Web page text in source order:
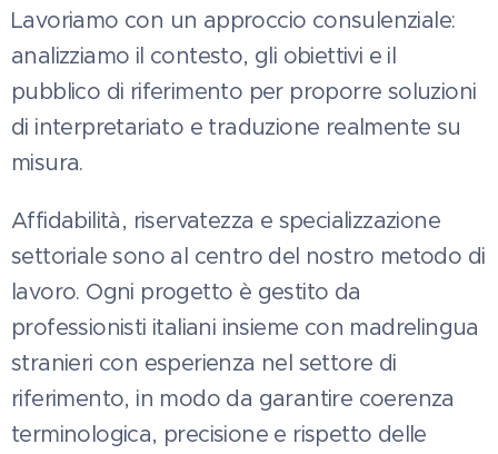
Lavoriamo con un approccio consulenziale:
analizziamo il contesto, gli obiettivi e il
pubblico di riferimento per proporre soluzioni
di interpretariato e traduzione realmente su
misura.
Affidabilità, riservatezza e specializzazione
settoriale sono al centro del nostro metodo di
lavoro. Ogni progetto è gestito da
professionisti italiani insieme con madrelingua
stranieri con esperienza nel settore di
riferimento, in modo da garantire coerenza
terminologica, precisione e rispetto delle